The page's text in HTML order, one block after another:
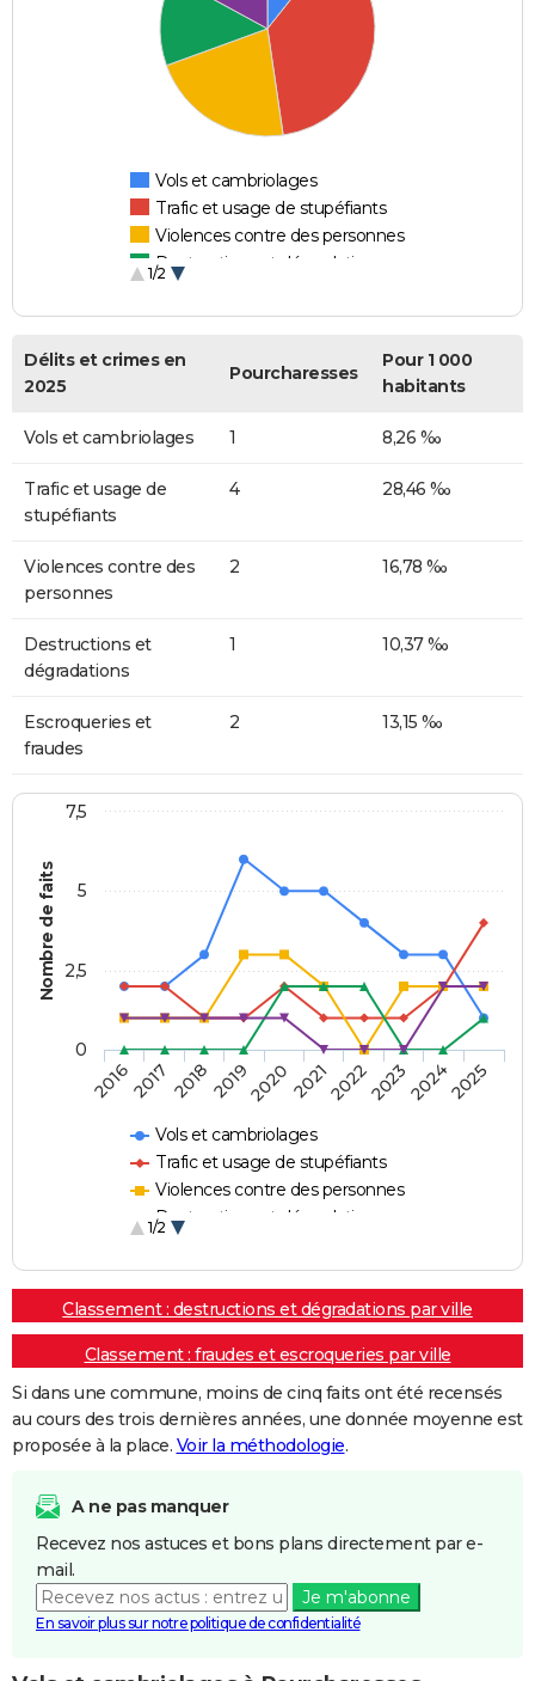
Vols et cambriolages
Trafic et usage de stupéfiants
Violences contre des personnes
Destructions et dégradations
1/2
Délits et crimes en
2025
Pourcharesses
Pour 1 000
habitants
Vols et cambriolages 1 8,26 ‰
Trafic et usage de
stupéfiants
4 28,46 ‰
Violences contre des
personnes
2 16,78 ‰
Destructions et
dégradations
1 10,37 ‰
Escroqueries et
fraudes
2 13,15 ‰
Nombre de faits
Vols et cambriolages
Trafic et usage de stupéfiants
Violences contre des personnes
Destructions et dégradations
1/2
20162017 20182019202020212022202320242025
0
2,5
5
7,5
Classement : destructions et dégradations par ville
Classement : fraudes et escroqueries par ville
Si dans une commune, moins de cinq faits ont été recensés
au cours des trois dernières années, une donnée moyenne est
proposée à la place. Voir la méthodologie.
A ne pas manquer
Recevez nos astuces et bons plans directement par e-
mail.
Je m'abonne
En savoir plus sur notre politique de confidentialité